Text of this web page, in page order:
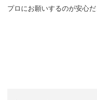
プロにお願いするのが安心